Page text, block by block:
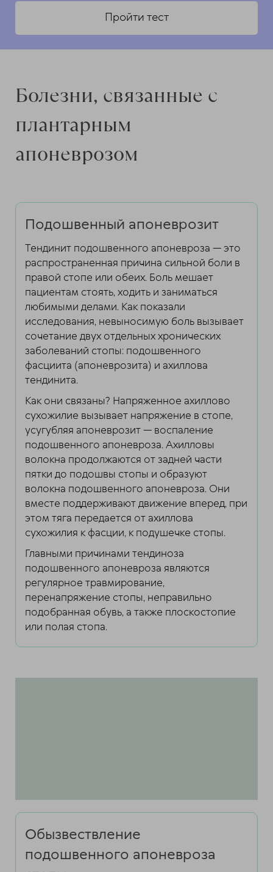
Пройти тест
Болезни, связанные с
плантарным
апоневрозом
Подошвенный апоневрозит
Тендинит подошвенного апоневроза — это
распространенная причина сильной боли в
правой стопе или обеих. Боль мешает
пациентам стоять, ходить и заниматься
любимыми делами. Как показали
исследования, невыносимую боль вызывает
сочетание двух отдельных хронических
заболеваний стопы: подошвенного
фасциита (апоневрозита) и ахиллова
тендинита.
Как они связаны? Напряженное ахиллово
сухожилие вызывает напряжение в стопе,
усугубляя апоневрозит — воспаление
подошвенного апоневроза. Ахилловы
волокна продолжаются от задней части
пятки до подошвы стопы и образуют
волокна подошвенного апоневроза. Они
вместе поддерживают движение вперед, при
этом тяга передается от ахиллова
сухожилия к фасции, к подушечке стопы.
Главными причинами тендиноза
подошвенного апоневроза являются
регулярное травмирование,
перенапряжение стопы, неправильно
подобранная обувь, а также плоскостопие
или полая стопа.
Обызвествление
подошвенного апоневроза